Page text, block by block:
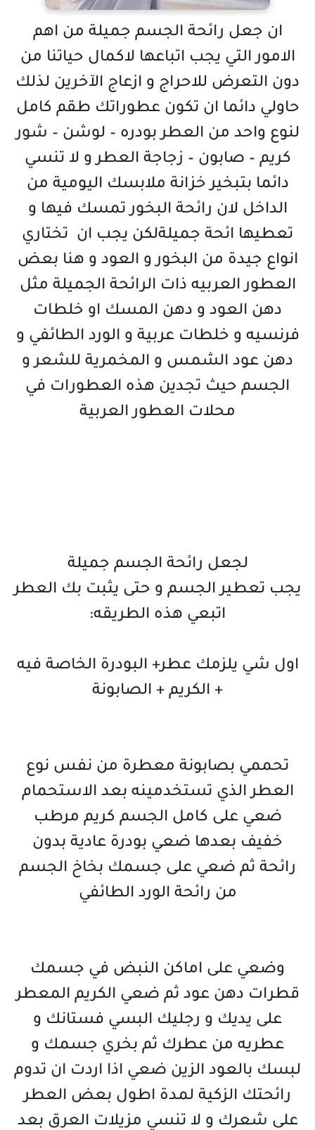
ان جعل رائحة الجسم جميلة من اهم
الامور التي يجب اتباعها لاكمال حياتنا من
دون التعرض للاحراج و ازعاج الآخرين لذلك
حاولي دائما ان تكون عطوراتك طقم كامل
لنوع واحد من العطر بودره – لوشن – شور
كريم – صابون – زجاجة العطر و لا تنسي
دائما بتبخير خزانة ملابسك اليومية من
الداخل لان رائحة البخور تمسك فيها و
تعطيها ائحة جميلةلكن يجب ان تختاري
انواع جيدة من البخور و العود و هنا بعض
العطور العربيه ذات الرائحة الجميلة مثل
دهن العود و دهن المسك او خلطات
فرنسيه و خلطات عربية و الورد الطائفي و
دهن عود الشمس و المخمرية للشعر و
الجسم حيث تجدين هذه العطورات في
محلات العطور العربية
لجعل رائحة الجسم جميلة
يجب تعطير الجسم و حتى يثبت بك العطر
اتبعي هذه الطريقه:
اول شي يلزمك عطر+ البودرة الخاصة فيه
+ الكريم + الصابونة
تحممي بصابونة معطرة من نفس نوع
العطر الذي تستخدمينه بعد الاستحمام
ضعي على كامل الجسم كريم مرطب
خفيف بعدها ضعي بودرة عادية بدون
رائحة ثم ضعي على جسمك بخاخ الجسم
من رائحة الورد الطائفي
وضعي على اماكن النبض في جسمك
قطرات دهن عود ثم ضعي الكريم المعطر
على يديك و رجليك البسي فستانك و
عطريه من عطرك ثم بخري جسمك و
لبسك بالعود الزين ضعي اذا اردت ان تدوم
رائحتك الزكية لمدة اطول بعض العطر
على شعرك و لا تنسي مزيلات العرق بعد